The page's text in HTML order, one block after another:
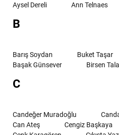
Aysel Dereli
Ann Telnaes
B
Barış Soydan
Buket Taşar
Başak Günsever
Birsen
C
Candeğer Muradoğlu
Can Ateş
Cengiz Başkaya